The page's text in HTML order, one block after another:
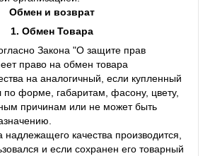
Обмен и возврат
1. Обмен Товара
Закона "О защите прав
право на обмен товара
на аналогичный, если купленный
форме, габаритам, фасону, цвету,
причинам или не может быть
качества производится,
и если сохранен его товарный